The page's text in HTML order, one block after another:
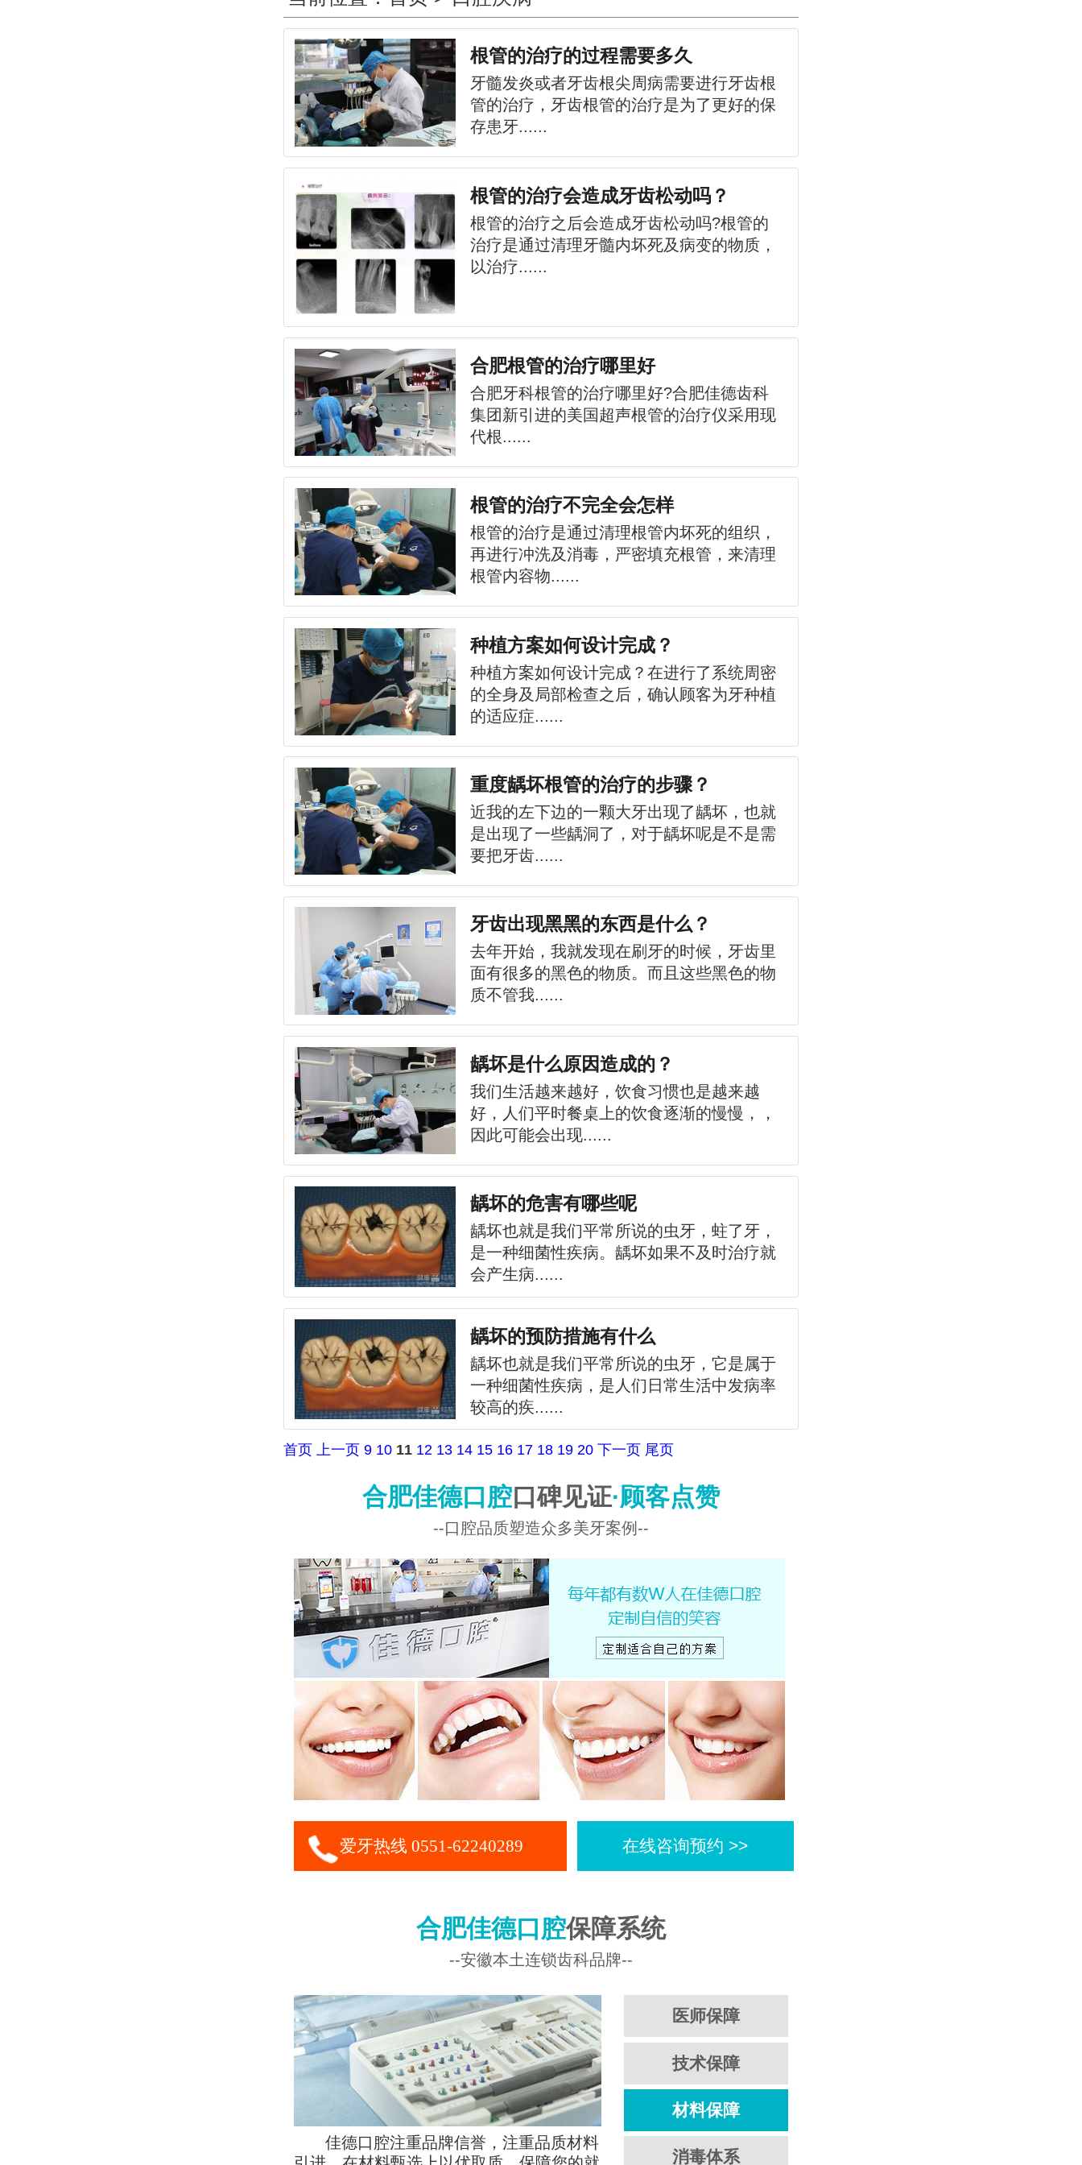
根管的治疗的过程需要多久
牙髓发炎或者牙齿根尖周病需要进行牙齿根
管的治疗，牙齿根管的治疗是为了更好的保
存患牙......
根管的治疗会造成牙齿松动吗？
根管的治疗之后会造成牙齿松动吗?根管的
治疗是通过清理牙髓内坏死及病变的物质，
以治疗......
合肥根管的治疗哪里好
合肥牙科根管的治疗哪里好?合肥佳德齿科
集团新引进的美国超声根管的治疗仪采用现
代根......
根管的治疗不完全会怎样
根管的治疗是通过清理根管内坏死的组织，
再进行冲洗及消毒，严密填充根管，来清理
根管内容物......
种植方案如何设计完成？
种植方案如何设计完成？在进行了系统周密
的全身及局部检查之后，确认顾客为牙种植
的适应症......
重度龋坏根管的治疗的步骤？
近我的左下边的一颗大牙出现了龋坏，也就
是出现了一些龋洞了，对于龋坏呢是不是需
要把牙齿......
牙齿出现黑黑的东西是什么？
去年开始，我就发现在刷牙的时候，牙齿里
面有很多的黑色的物质。而且这些黑色的物
质不管我......
龋坏是什么原因造成的？
我们生活越来越好，饮食习惯也是越来越
好，人们平时餐桌上的饮食逐渐的慢慢，，
因此可能会出现......
龋坏的危害有哪些呢
龋坏也就是我们平常所说的虫牙，蛀了牙，
是一种细菌性疾病。龋坏如果不及时治疗就
会产生病......
龋坏的预防措施有什么
龋坏也就是我们平常所说的虫牙，它是属于
一种细菌性疾病，是人们日常生活中发病率
较高的疾......
首页 上一页 9 10 11 12 13 14 15 16 17 18 19 20 下一页 尾页
合肥佳德口腔口碑见证·顾客点赞
--口腔品质塑造众多美牙案例--
爱牙热线 0551-62240289 在线咨询预约 >>
合肥佳德口腔保障系统
--安徽本土连锁齿科品牌--
医师保障
技术保障
材料保障
消毒体系
佳德口腔注重品牌信誉，注重品质材料